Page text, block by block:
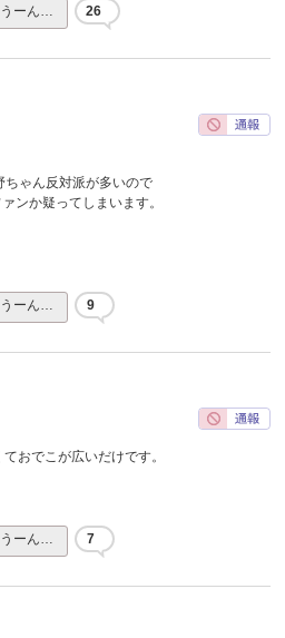
うーん… 26
ゃん反対派が多いので
ンか疑ってしまいます。
うーん… 9
おでこが広いだけです。
うーん… 7